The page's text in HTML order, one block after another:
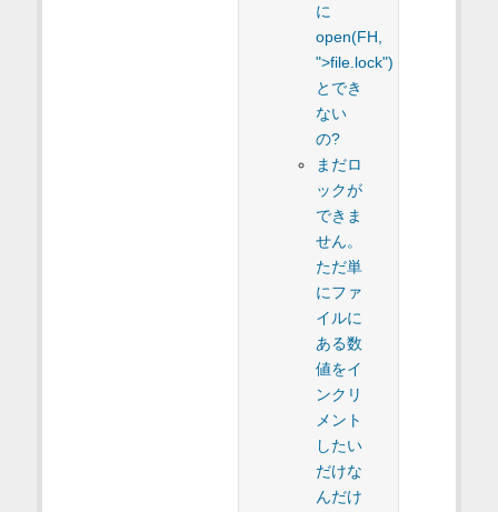
に
open(FH,
">file.lock")
とでき
ない
の?
まだロ
ックが
できま
せん。
ただ単
にファ
イルに
ある数
値をイ
ンクリ
メント
したい
だけな
んだけ